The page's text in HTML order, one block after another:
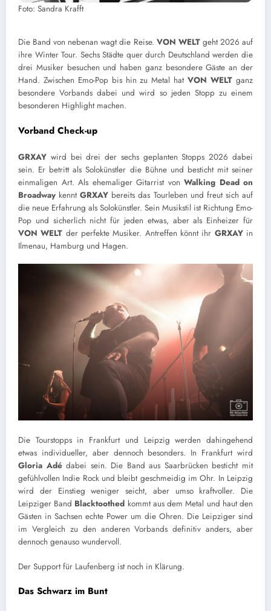
Foto: Sandra Krafft
Die Band von nebenan wagt die Reise. VON WELTgeht 2026 auf
ihre Winter Tour. Sechs Städte quer durch Deutschland werden die
drei Musiker besuchen und haben ganz besondere Gäste an der
Hand. Zwischen Emo-Pop bis hin zu Metal hatVON WELT ganz
besondere Vorbands dabei und wird so jeden Stopp zu einem
besonderen Highlight machen.
Vorband Check-up
GRXAY wird bei drei der sechs geplanten Stopps 2026 dabei
sein. Er betritt als Solokünstler die Bühne und besticht mit seiner
einmaligen Art. Als ehemaliger Gitarrist von Walking Dead on
Broadway kenntGRXAY bereits das Tourleben und freut sich auf
die neue Erfahrung als Solokünstler. Sein Musikstil ist Richtung Emo-
Pop und sicherlich nicht für jeden etwas, aber als Einheizer für
VON WELT der perfekte Musiker. Antreffen könnt ihr GRXAYin
Ilmenau, Hamburg und Hagen.
Die Tourstopps in Frankfurt und Leipzig werden dahingehend
etwas individueller, aber dennoch besonders. In Frankfurt wird
Gloria Adédabei sein. Die Band aus Saarbrücken besticht mit
gefühlvollen Indie Rock und bleibt geschmeidig im Ohr. In Leipzig
wird der Einstieg weniger seicht, aber umso kraftvoller. Die
Leipziger Band Blacktoothed kommt aus dem Metal und haut den
Gästen in Sachsen echte Power um die Ohren. Die Leipziger sind
im Vergleich zu den anderen Vorbands definitiv anders, aber
dennoch genauso wundervoll.
Der Support für Laufenberg ist noch in Klärung.
Das Schwarz im Bunt